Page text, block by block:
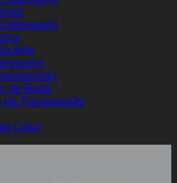
de Roda
da Transmissão
Calor